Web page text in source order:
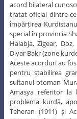
acord bilateral
tratat oficial dintre
împărțirea
special în provincia
Halabja, Zigear,
Diyar Bakr (zone
Aceste acorduri au
pentru stabilirea
sultanul otoman
Amasya referitor la
problema kurdă,
Teheran (1911) și